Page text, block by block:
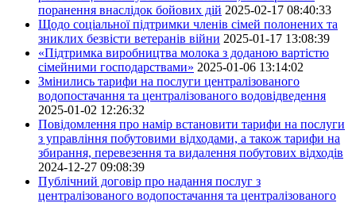
поранення внаслідок бойових дій 2025-02-17 08:40:33
Щодо соціальної підтримки членів сімей полонених та
зниклих безвісти ветеранів війни 2025-01-17 13:08:39
«Підтримка виробництва молока з доданою вартістю
сімейними господарствами» 2025-01-06 13:14:02
Змінились тарифи на послуги централізованого
водопостачання та централізованого водовідведення
2025-01-02 12:26:32
Повідомлення про намір встановити тарифи на послуги
з управління побутовими відходами, а також тарифи на
збирання, перевезення та видалення побутових відходів
2024-12-27 09:08:39
Публічний договір про надання послуг з
централізованого водопостачання та централізованого